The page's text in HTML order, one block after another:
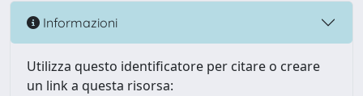
Informazioni
Utilizza questo identificatore per citare o creare
un link a questa risorsa: